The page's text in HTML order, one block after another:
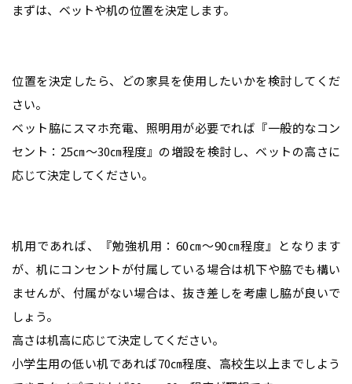
まずは、ベットや机の位置を決定します。
位置を決定したら、どの家具を使用したいかを検討してくだ
さい。
ベット脇にスマホ充電、照明用が必要でれば『一般的なコン
セント：25㎝～30㎝程度』の増設を検討し、ベットの高さに
応じて決定してください。
机用であれば、『勉強机用：60㎝～90㎝程度』となります
が、机にコンセントが付属している場合は机下や脇でも構い
ませんが、付属がない場合は、抜き差しを考慮し脇が良いで
しょう。
高さは机高に応じて決定してください。
小学生用の低い机であれば70㎝程度、高校生以上までしよう